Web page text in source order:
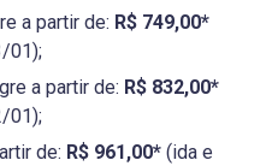
a partir de: R$ 749,00*
01);
a partir de: R$ 832,00*
01);
de: R$ 961,00* (ida e